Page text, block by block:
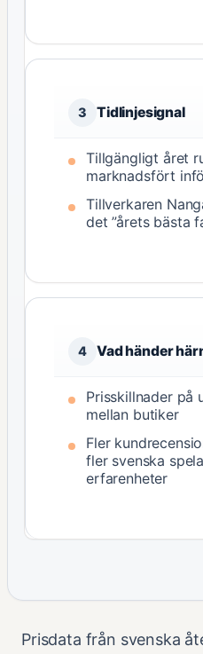
3 Tidlinjesignal
Tillgängligt året
marknadsfört
Tillverkaren
det ”årets bästa
4 Vad händer
Prisskillnader på
mellan butiker
Fler
fler svenska
erfarenheter
Prisdata från svenska